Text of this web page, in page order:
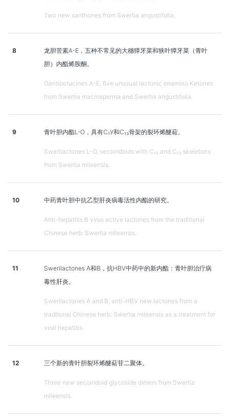
Two new xanthones from Swertia angustifolia.
8
龙胆苦素A-E，五种不常见的大穗獐牙菜和狭叶獐牙菜（青叶
胆）内酯烯胺酮。
Gentiocrucines A-E, five unusual lactonic enamino Ketones
from Swertia macrosperma and Swertia angustifolia.
9 青叶胆内酯L-O，具有C₁У和C₁₃骨架的裂环烯醚萜。
Swerilactones L-O, secoiridoids with C₁₂ and C₁₃ skeletons
from Swertia mileensis.
10 中药青叶胆中抗乙型肝炎病毒活性内酯的研究。
Anti-hepatitis B virus active lactones from the traditional
Chinese herb: Swertia mileensis.
11
Swerilactones A和B，抗HBV中药中的新内酯：青叶胆治疗病
毒性肝炎。
Swerilactones A and B, anti-HBV new lactones from a
tradtional Chinese herb: Swertia mileensis as a treatment for
viral hepatitis.
12 三个新的青叶胆裂环烯醚萜苷二聚体。
Three new secoiridoid glycoside dimers from Swertia
mileensis.